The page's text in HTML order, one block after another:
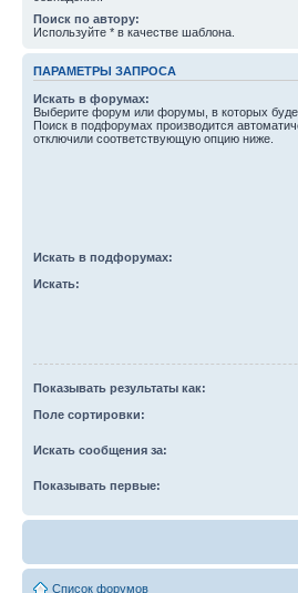
Поиск по автору:
Используйте * в качестве шаблона.
ПАРАМЕТРЫ ЗАПРОСА
Искать в форумах:
Выберите форум или форумы, в которых
Поиск в подфорумах производится
отключили соответствующую опцию ниже.
Искать в подфорумах:
Искать:
Показывать результаты как:
Поле сортировки:
Искать сообщения за:
Показывать первые:
Список форумов